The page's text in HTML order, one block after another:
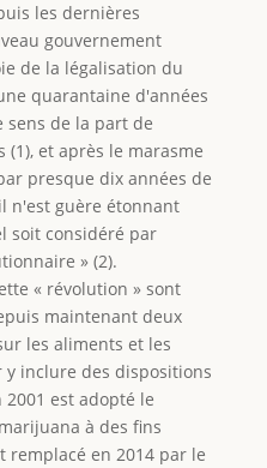
les dernières
gouvernement
de la légalisation du
quarantaine d'années
sens de la part de
(1), et après le marasme
presque dix années de
n'est guère étonnant
soit considéré par
» (2).
« révolution » sont
maintenant deux
les aliments et les
inclure des dispositions
est adopté le
à des fins
remplacé en 2014 par le